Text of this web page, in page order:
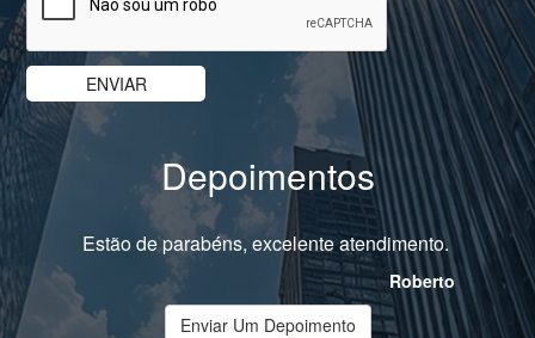
Depoimentos
Estão de parabéns, excelente atendimento.
Roberto
Enviar Um Depoimento